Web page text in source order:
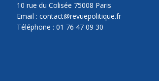
10 rue du Colisée 75008 Paris
Email : contact@revuepolitique.fr
Téléphone : 01 76 47 09 30